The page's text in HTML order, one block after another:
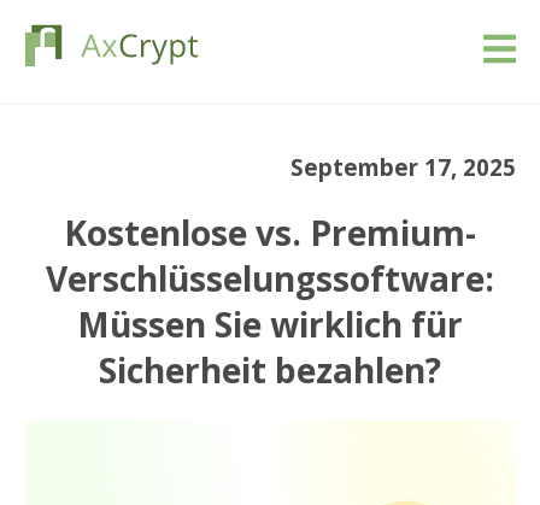
Industrie
Ressourcen
September 17, 2025
Kostenlose vs. Premium-
Verschlüsselungssoftware:
Müssen Sie wirklich für
Sicherheit bezahlen?